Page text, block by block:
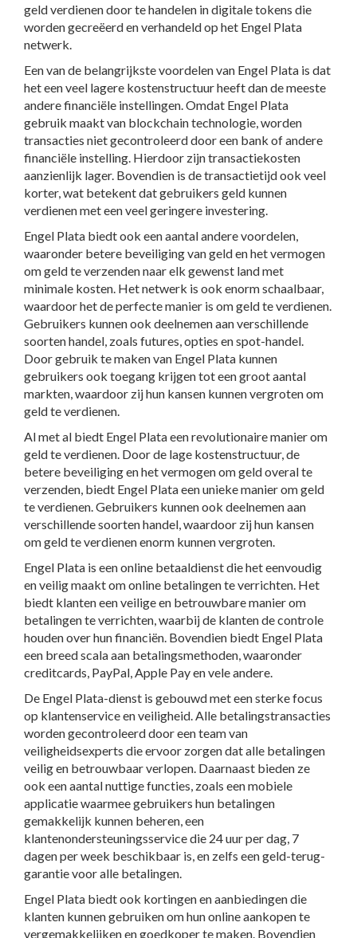
geld verdienen door te handelen in digitale tokens die
worden gecreëerd en verhandeld op het Engel Plata
netwerk.
Een van de belangrijkste voordelen van Engel Plata is dat
het een veel lagere kostenstructuur heeft dan de meeste
andere financiële instellingen. Omdat Engel Plata
gebruik maakt van blockchain technologie, worden
transacties niet gecontroleerd door een bank of andere
financiële instelling. Hierdoor zijn transactiekosten
aanzienlijk lager. Bovendien is de transactietijd ook veel
korter, wat betekent dat gebruikers geld kunnen
verdienen met een veel geringere investering.
Engel Plata biedt ook een aantal andere voordelen,
waaronder betere beveiliging van geld en het vermogen
om geld te verzenden naar elk gewenst land met
minimale kosten. Het netwerk is ook enorm schaalbaar,
waardoor het de perfecte manier is om geld te verdienen.
Gebruikers kunnen ook deelnemen aan verschillende
soorten handel, zoals futures, opties en spot-handel.
Door gebruik te maken van Engel Plata kunnen
gebruikers ook toegang krijgen tot een groot aantal
markten, waardoor zij hun kansen kunnen vergroten om
geld te verdienen.
Al met al biedt Engel Plata een revolutionaire manier om
geld te verdienen. Door de lage kostenstructuur, de
betere beveiliging en het vermogen om geld overal te
verzenden, biedt Engel Plata een unieke manier om geld
te verdienen. Gebruikers kunnen ook deelnemen aan
verschillende soorten handel, waardoor zij hun kansen
om geld te verdienen enorm kunnen vergroten.
Engel Plata is een online betaaldienst die het eenvoudig
en veilig maakt om online betalingen te verrichten. Het
biedt klanten een veilige en betrouwbare manier om
betalingen te verrichten, waarbij de klanten de controle
houden over hun financiën. Bovendien biedt Engel Plata
een breed scala aan betalingsmethoden, waaronder
creditcards, PayPal, Apple Pay en vele andere.
De Engel Plata-dienst is gebouwd met een sterke focus
op klantenservice en veiligheid. Alle betalingstransacties
worden gecontroleerd door een team van
veiligheidsexperts die ervoor zorgen dat alle betalingen
veilig en betrouwbaar verlopen. Daarnaast bieden ze
ook een aantal nuttige functies, zoals een mobiele
applicatie waarmee gebruikers hun betalingen
gemakkelijk kunnen beheren, een
klantenondersteuningsservice die 24 uur per dag, 7
dagen per week beschikbaar is, en zelfs een geld-terug-
garantie voor alle betalingen.
Engel Plata biedt ook kortingen en aanbiedingen die
klanten kunnen gebruiken om hun online aankopen te
vergemakkelijken en goedkoper te maken. Bovendien